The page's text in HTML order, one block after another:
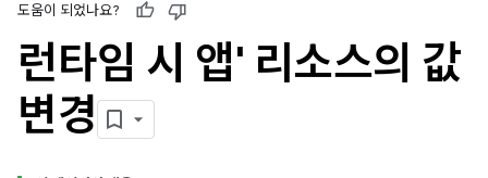
도움이 되었나요?
런타임 시 앱' 리소스의 값
변경